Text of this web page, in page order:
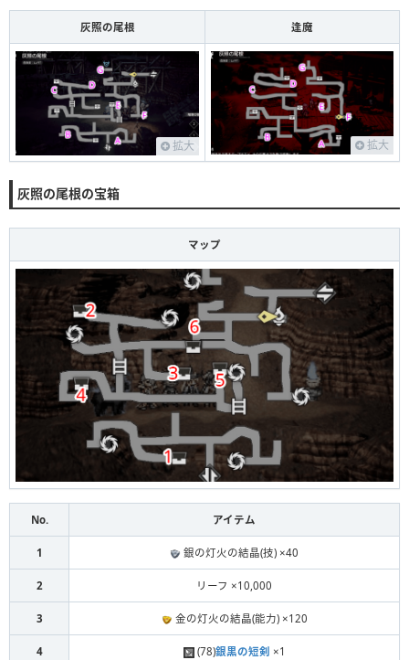
灰照の尾根 逢魔
拡大 拡大
灰照の尾根の宝箱
マップ
No. アイテム
1 銀の灯火の結晶(技) ×40
2 リーフ ×10,000
3 金の灯火の結晶(能力) ×120
4 (78)銀黒の短剣 ×1